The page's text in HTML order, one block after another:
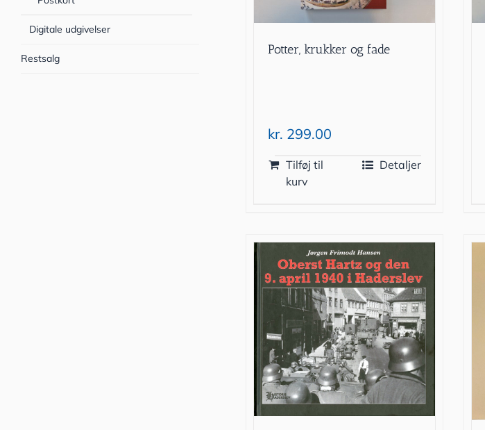
Potter, krukker og fade
kr. 299.00
Tilføj til
kurv
Detaljer
Digitale udgivelser
Restsalg